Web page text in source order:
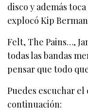
disco y además
explocó Kip
Felt, The Pains…,
todas las bandas
pensar que todo
Puedes escuchar el
continuación: